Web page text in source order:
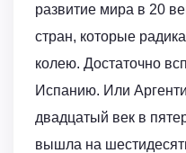
развитие мира в 20
стран, которые
колею. Достаточно
Испанию. Или
двадцатый век в
вышла на